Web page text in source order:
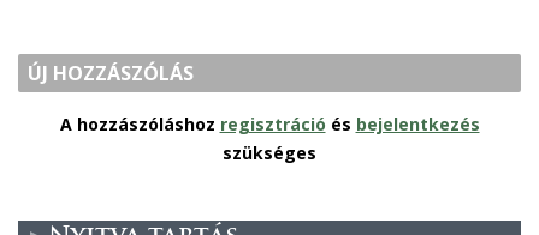
ÚJ HOZZÁSZÓLÁS
A hozzászóláshoz regisztráció és bejelentkezés
szükséges